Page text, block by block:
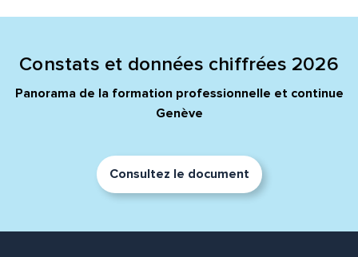
Constats et données chiffrées 2026
Panorama de la formation professionnelle et continue
Genève
Consultez le document
Prénom et nom*
Quelle est la pertinence de cette page?
Commentaire*